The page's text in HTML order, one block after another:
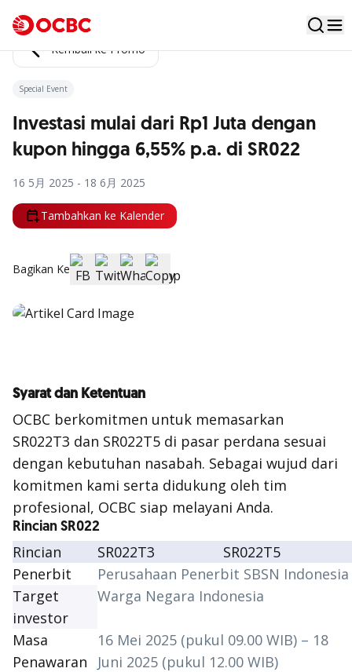
Kembali ke Promo
Special Event
Investasi mulai dari Rp1 Juta dengan
kupon hingga 6,55% p.a. di SR022
16 5月 2025 - 18 6月 2025
Tambahkan ke Kalender
Bagikan Ke
Syarat dan Ketentuan
OCBC berkomitmen untuk memasarkan
SR022T3 dan SR022T5 di pasar perdana sesuai
dengan kebutuhan nasabah. Sebagai wujud dari
komitmen kami serta didukung oleh tim
profesional, OCBC siap melayani Anda.
Rincian SR022
Rincian SR022T3
SR022T5
Penerbit
Perusahaan Penerbit SBSN Indonesia
Target
investor
Warga Negara Indonesia
Masa
Penawaran
16 Mei 2025 (pukul 09.00 WIB) – 18
Juni 2025 (pukul 12.00 WIB)